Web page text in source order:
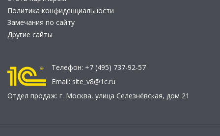
Политика конфиденциальности
Замечания по сайту
Другие сайты
Телефон: +7 (495) 737-92-57
Email: site_v8@1c.ru
Отдел продаж: г. Москва, улица Селезнёвская, дом 21